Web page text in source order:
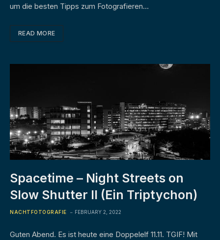
um die besten Tipps zum Fotografieren…
READ MORE
Spacetime – Night Streets on
Slow Shutter II (Ein Triptychon)
NACHTFOTOGRAFIE FEBRUARY 2, 2022
Guten Abend. Es ist heute eine Doppelelf 11.11. TGIF! Mit